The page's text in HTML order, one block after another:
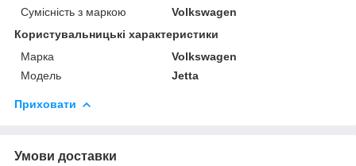
Сумісність з маркою
Volkswagen
Користувальницькі характеристики
Марка
Volkswagen
Модель
Jetta
Приховати
Умови доставки